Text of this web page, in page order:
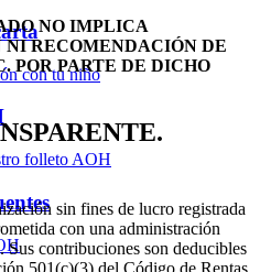
con tu niño
folleto AOH
NO IMPLICA
NI RECOMENDACIÓN DE
POR PARTE DE DICHO
sin fines de lucro registrada
con una administración
Sus contribuciones son deducibles
501(c)(3) del Código de Rentas